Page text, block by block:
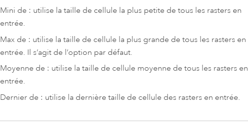
Mini de : utilise la taille de cellule la plus petite de tous les rasters en
entrée.
Max de : utilise la taille de cellule la plus grande de tous les rasters en
entrée. Il s’agit de l’option par défaut.
Moyenne de : utilise la taille de cellule moyenne de tous les rasters en
entrée.
Dernier de : utilise la dernière taille de cellule des rasters en entrée.